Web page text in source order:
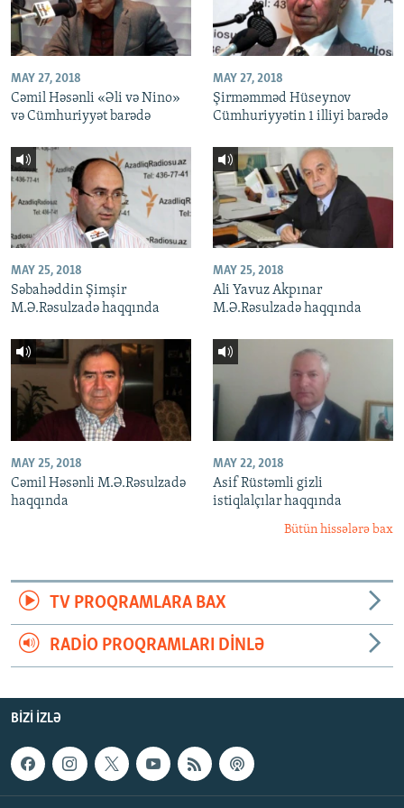
MAY 27, 2018
Cəmil Həsənli «Əli və Nino»
və Cümhuriyyət barədə
MAY 27, 2018
Şirməmməd Hüseynov
Cümhuriyyətin 1 illiyi barədə
MAY 25, 2018
Səbahəddin Şimşir
M.Ə.Rəsulzadə haqqında
MAY 25, 2018
Ali Yavuz Akpınar
M.Ə.Rəsulzadə haqqında
MAY 25, 2018
Cəmil Həsənli M.Ə.Rəsulzadə
haqqında
MAY 22, 2018
Asif Rüstəmli gizli
istiqlalçılar haqqında
Bütün hissələrə bax
TV PROQRAMLARA BAX
RADIO PROQRAMLARI DINLƏ
BIZI IZLƏ